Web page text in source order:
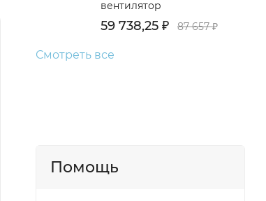
вентилятор
59 738,25 ₽ 87 657₽
Смотреть все
Помощь